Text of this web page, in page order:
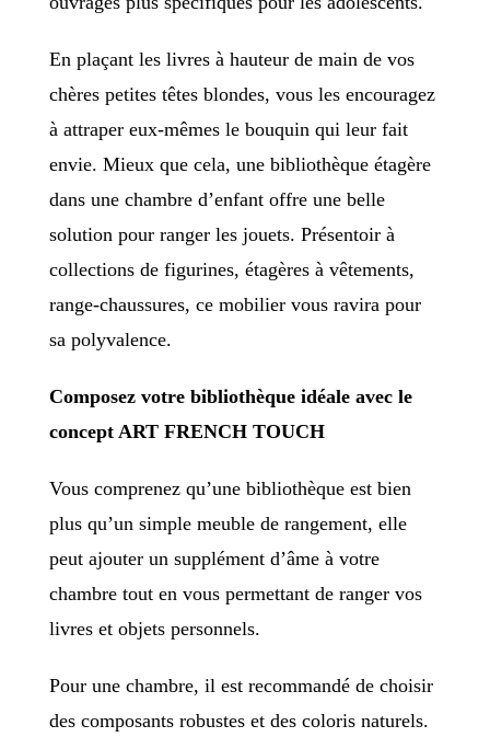
En plaçant les livres à hauteur de main de vos
chères petites têtes blondes, vous les encouragez
à attraper eux-mêmes le bouquin qui leur fait
envie. Mieux que cela, une bibliothèque étagère
dans une chambre d’enfant offre une belle
solution pour ranger les jouets. Présentoir à
collections de figurines, étagères à vêtements,
range-chaussures, ce mobilier vous ravira pour
sa polyvalence.
Composez votre bibliothèque idéale avec le
concept ART FRENCH TOUCH
Vous comprenez qu’une bibliothèque est bien
plus qu’un simple meuble de rangement, elle
peut ajouter un supplément d’âme à votre
chambre tout en vous permettant de ranger vos
livres et objets personnels.
Pour une chambre, il est recommandé de choisir
des composants robustes et des coloris naturels.